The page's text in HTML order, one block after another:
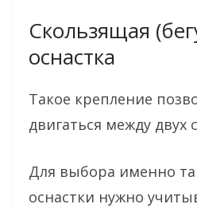
Скользящая
оснастка
Такое крепление
двигаться между двух
Для выбора именно
оснастки нужно